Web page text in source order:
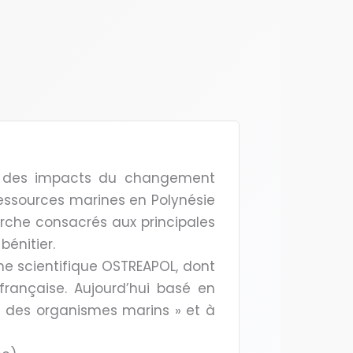
impacts du changement
marines en Polynésie
consacrés aux principales
OSTREAPOL, dont
Aujourd’hui basé en
des organismes marins » et à